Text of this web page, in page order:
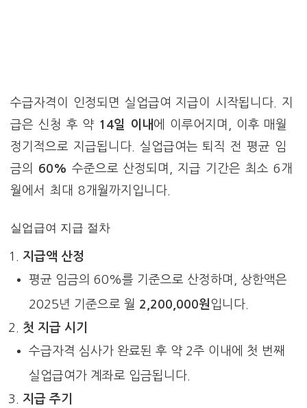
수급자격이 인정되면 실업급여 지급이 시작됩니다. 지
급은 신청 후 약 14일 이내 에 이루어지며, 이후 매월
정기적으로 지급됩니다. 실업급여는 퇴직 전 평균 임
금의 60% 수준으로 산정되며, 지급 기간은 최소 6개
월에서 최대 8개월까지입니다.
실업급여 지급 절차
지급액 산정
평균 임금의 60%를 기준으로 산정하며, 상한액은
2025년 기준으로 월 2,200,000원 입니다.
첫 지급 시기
수급자격 심사가 완료된 후 약 2주 이내에 첫 번째
실업급여가 계좌로 입금됩니다.
지급 주기